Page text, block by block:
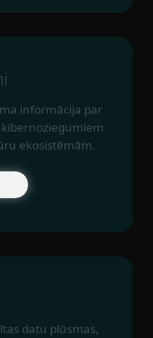
informācija par
ekosistēmām.
datu plūsmas,